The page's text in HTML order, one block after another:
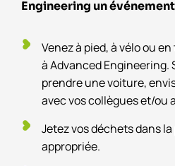
Engineering un
Venez à pied, à vélo ou
à Advanced Engineering.
prendre une voiture,
avec vos collègues et/ou
Jetez vos déchets dans
appropriée.